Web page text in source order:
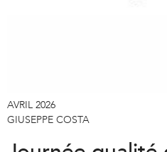
AVRIL 2026
GIUSEPPE COSTA